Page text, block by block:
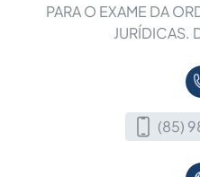
PARA O EXAME DA
JURÍDICAS.
(85)